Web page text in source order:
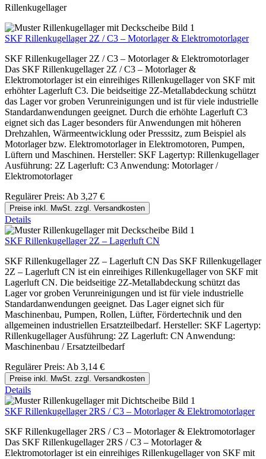
Rillenkugellager
SKF Rillenkugellager 2Z / C3 – Motorlager & Elektromotorlager
SKF Rillenkugellager 2Z / C3 – Motorlager & Elektromotorlager
Das SKF Rillenkugellager 2Z / C3 – Motorlager &
Elektromotorlager ist ein einreihiges Rillenkugellager von SKF mit
erhöhter Lagerluft C3. Die beidseitige 2Z-Metallabdeckung schützt
das Lager vor groben Verunreinigungen und ist für viele industrielle
Standardanwendungen geeignet. Durch die erhöhte Lagerluft C3
eignet sich das Lager besonders für Anwendungen mit höheren
Drehzahlen, Wärmeentwicklung oder Presssitz, zum Beispiel als
Motorlager bzw. Elektromotorlager in Elektromotoren, Pumpen,
Lüftern und Maschinen. Hersteller: SKF Lagertyp: Rillenkugellager
Ausführung: 2Z Lagerluft: C3 Anwendung: Motorlager /
Elektromotorlager
Regulärer Preis: Ab 3,27 €
Preise inkl. MwSt. zzgl. Versandkosten
Details
SKF Rillenkugellager 2Z – Lagerluft CN
SKF Rillenkugellager 2Z – Lagerluft CN Das SKF Rillenkugellager
2Z – Lagerluft CN ist ein einreihiges Rillenkugellager von SKF mit
Lagerluft CN. Die beidseitige 2Z-Metallabdeckung schützt das
Lager vor groben Verunreinigungen und ist für viele industrielle
Standardanwendungen geeignet. Das Lager eignet sich für
Maschinenbau, Pumpen, Rollen, Lüfter, Fördertechnik und den
allgemeinen industriellen Ersatzteilbedarf. Hersteller: SKF Lagertyp:
Rillenkugellager Ausführung: 2Z Lagerluft: CN Anwendung:
Maschinenbau / Ersatzteilbedarf
Regulärer Preis: Ab 3,14 €
Preise inkl. MwSt. zzgl. Versandkosten
Details
SKF Rillenkugellager 2RS / C3 – Motorlager & Elektromotorlager
SKF Rillenkugellager 2RS / C3 – Motorlager & Elektromotorlager
Das SKF Rillenkugellager 2RS / C3 – Motorlager &
Elektromotorlager ist ein einreihiges Rillenkugellager von SKF mit